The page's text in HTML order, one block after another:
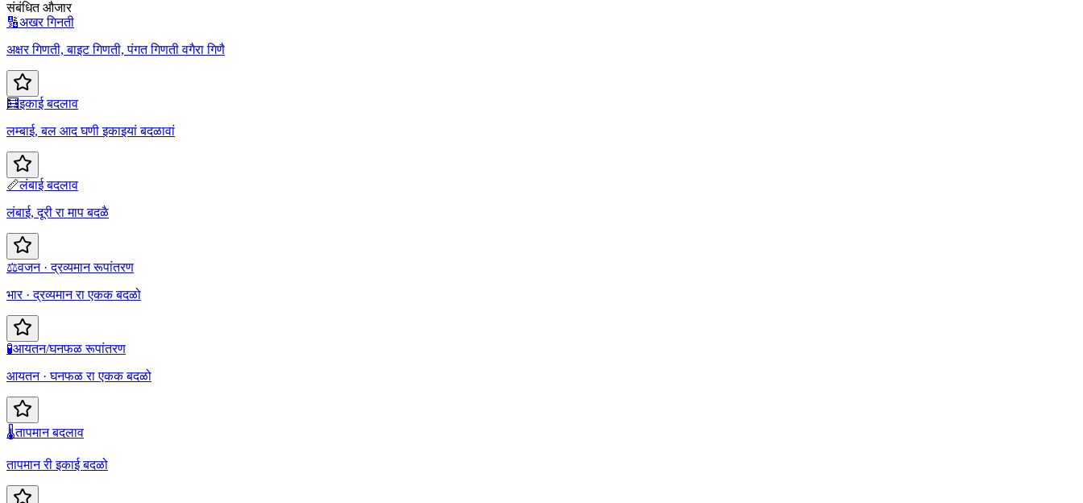
संबंधित औजार
🔢अखर गिनती
अक्षर गिणती, बाइट गिणती, पंगत गिणती वगैरा गिणै
🧮इकाई बदलाव
लम्बाई, बल आद घणी इकाइयां बदळावां
📏लंबाई बदलाव
लंबाई, दूरी रा माप बदळै
⚖️वजन · द्रव्यमान रूपांतरण
भार · द्रव्यमान रा एकक बदळो
🧪आयतन/घनफळ रूपांतरण
आयतन · घनफळ रा एकक बदळो
🌡️तापमान बदलाव
तापमान री इकाई बदळो